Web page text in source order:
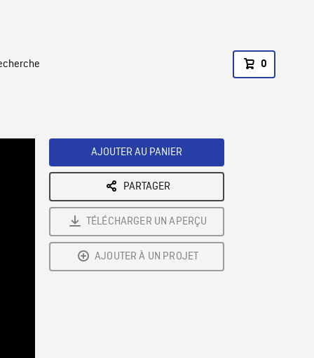
0
AJOUTER AU PANIER
PARTAGER
TÉLÉCHARGER UN APERÇU
AJOUTER À UN PROJET